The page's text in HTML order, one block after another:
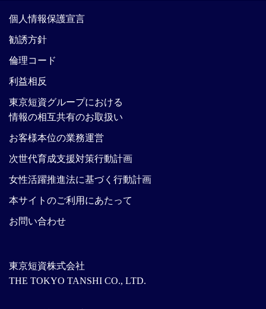
東京短資株式会社
THE TOKYO TANSHI CO., LTD.
個人情報保護宣言
勧誘方針
倫理コード
利益相反
東京短資グループにおける
情報の相互共有のお取扱い
お客様本位の業務運営
次世代育成支援対策行動計画
女性活躍推進法に基づく行動計画
本サイトのご利用にあたって
お問い合わせ